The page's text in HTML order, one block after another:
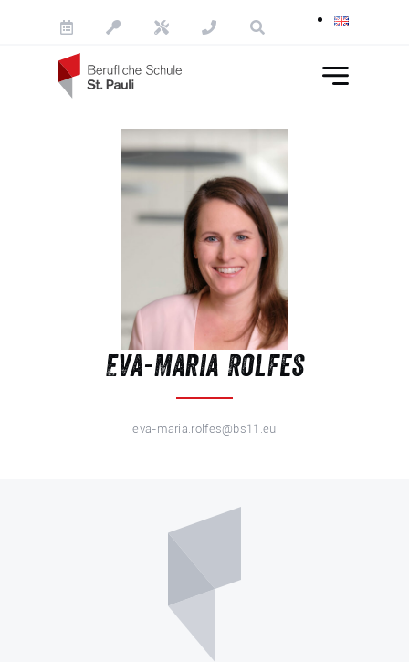
Eva-Maria Rolfes
eva-maria.rolfes@bs11.eu